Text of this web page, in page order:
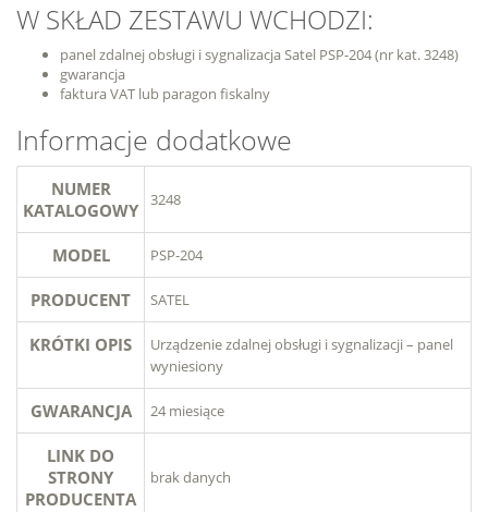
W SKŁAD ZESTAWU WCHODZI:
panel zdalnej obsługi i sygnalizacja Satel PSP-204 (nr kat. 3248)
gwarancja
faktura VAT lub paragon fiskalny
Informacje dodatkowe
NUMER
KATALOGOWY
3248
MODEL PSP-204
PRODUCENT SATEL
KRÓTKI OPIS
Urządzenie zdalnej obsługi i sygnalizacji – panel
wyniesiony
GWARANCJA 24 miesiące
LINK DO
STRONY
PRODUCENTA
brak danych